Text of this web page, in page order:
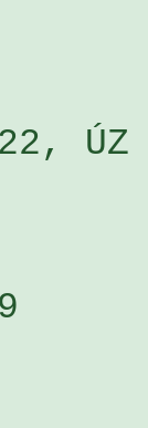
ÚZ